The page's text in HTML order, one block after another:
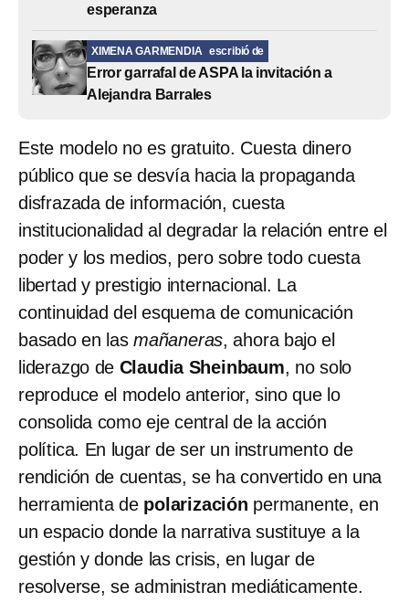
esperanza
XIMENA GARMENDIA escribió de
Error garrafal de ASPA la invitación a
Alejandra Barrales
Este modelo no es gratuito. Cuesta dinero
público que se desvía hacia la propaganda
disfrazada de información, cuesta
institucionalidad al degradar la relación entre el
poder y los medios, pero sobre todo cuesta
libertad y prestigio internacional. La
continuidad del esquema de comunicación
basado en lasmañaneras, ahora bajo el
liderazgo de Claudia Sheinbaum, no solo
reproduce el modelo anterior, sino que lo
consolida como eje central de la acción
política. En lugar de ser un instrumento de
rendición de cuentas, se ha convertido en una
herramienta de polarización permanente, en
un espacio donde la narrativa sustituye a la
gestión y donde las crisis, en lugar de
resolverse, se administran mediáticamente.